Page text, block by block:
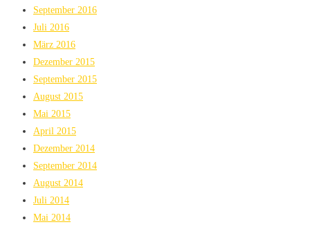
September 2016
Juli 2016
März 2016
Dezember 2015
September 2015
August 2015
Mai 2015
April 2015
Dezember 2014
September 2014
August 2014
Juli 2014
Mai 2014